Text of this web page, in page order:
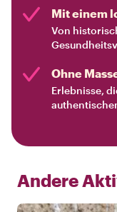
Mit einem
Von
Ohne
Erlebnisse,
Andere